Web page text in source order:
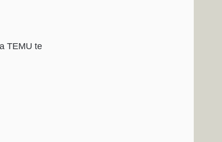
TEMU te